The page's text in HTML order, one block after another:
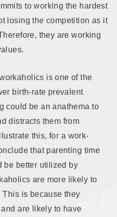
to working the hardest
losing the competition as it
they are working
is one of the
birth-rate prevalent
could be an anathema to
distracts them from
this, for a work-
that parenting time
be better utilized by
are more likely to
is because they
are likely to have